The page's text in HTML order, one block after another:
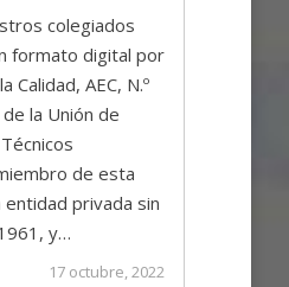
colegiados
formato digital por
Calidad, AEC, N.º
la Unión de
de esta
entidad privada sin
y…
17 octubre, 2022